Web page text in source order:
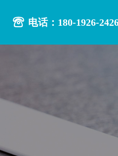
电话：180-1926-